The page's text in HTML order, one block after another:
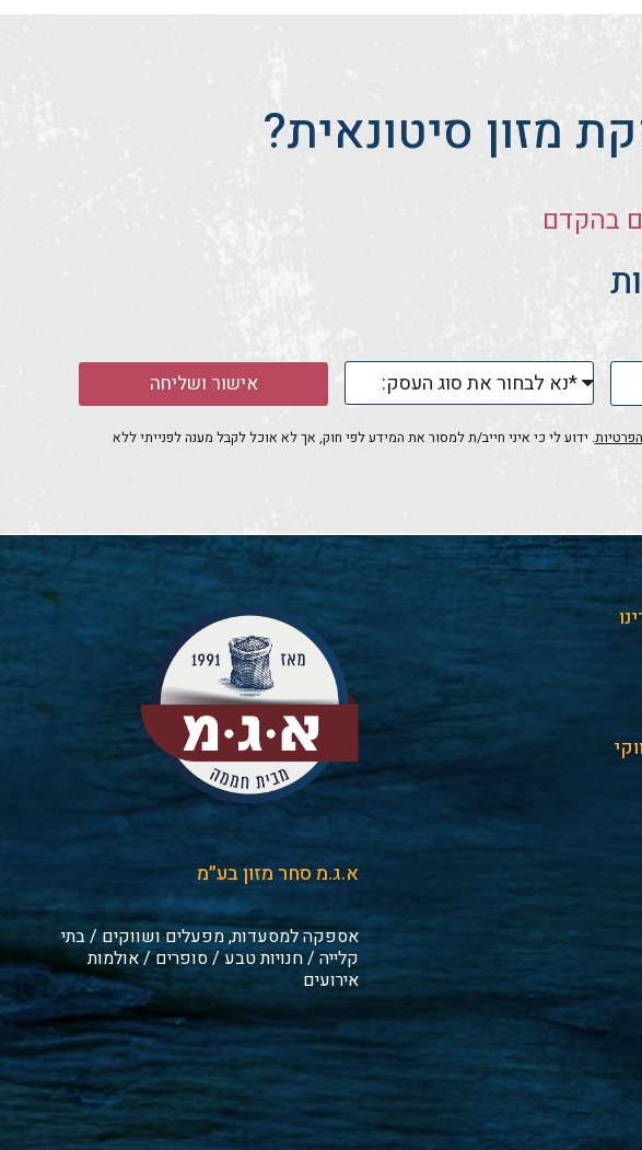
מזון סיטונאית?
בהקדם
אישור ושליחה
. ידוע לי כי איני חייב/ת למסור את המידע לפי חוק, אך לא אוכל לקבל מענה לפנייתי ללא
א.ג.מ סחר מזון בע״מ
אספקה למסעדות, מפעלים ושווקים / בתי
קלייה / חנויות טבע / סופרים / אולמות
אירועים